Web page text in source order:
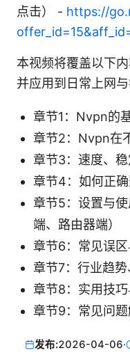
点击） - https://
本视频将覆盖以下
并应用到日常上网与
章节1：Nvpn的
章节2：Nvpn在
章节3：速度、
章节4：如何正
章节5：设置与
端、路由器端）
章节6：常见误
章节7：行业趋
章节8：实用技
章节9：常见问题
发布:2026-04-06·